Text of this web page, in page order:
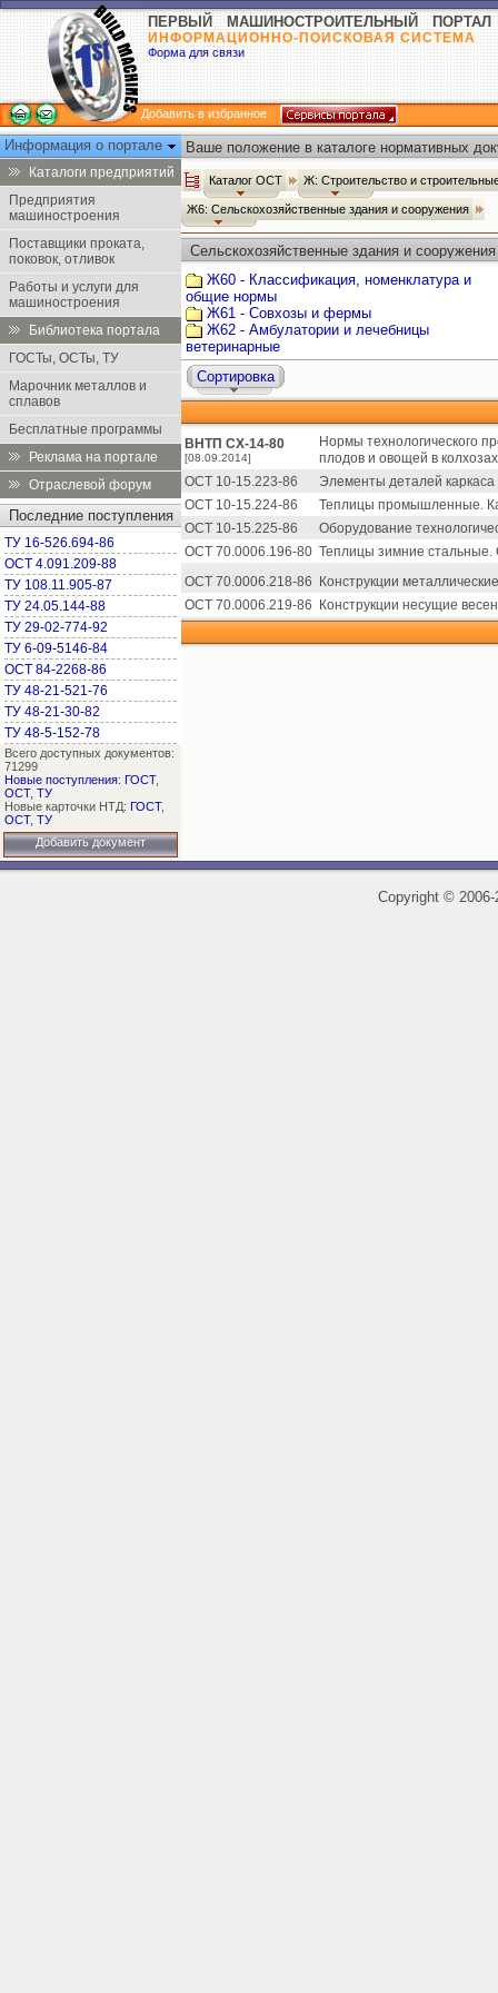
ПЕРВЫЙ МАШИНОСТРОИТЕЛЬНЫЙ ПОРТАЛ
ИНФОРМАЦИОННО-ПОИСКОВАЯ СИСТЕМА
Форма для связи
Добавить в избранное
Информация о портале
Каталоги предприятий
Предприятия
машиностроения
Поставщики проката,
поковок, отливок
Работы и услуги для
машиностроения
Библиотека портала
ГОСТы, ОСТы, ТУ
Марочник металлов и
сплавов
Бесплатные программы
Реклама на портале
Отраслевой форум
Последние поступления
ТУ 16-526.694-86
ОСТ 4.091.209-88
ТУ 108.11.905-87
ТУ 24.05.144-88
ТУ 29-02-774-92
ТУ 6-09-5146-84
ОСТ 84-2268-86
ТУ 48-21-521-76
ТУ 48-21-30-82
ТУ 48-5-152-78
Всего доступных документов:
71299
Новые поступления: ГОСТ,
ОСТ, ТУ
Новые карточки НТД: ГОСТ,
ОСТ, ТУ
Добавить документ
Ваше положение в каталоге нормативных
Каталог ОСТ Ж: Строительство и
Ж6: Сельскохозяйственные здания и сооружения
Сельскохозяйственные здания и
Ж60 - Классификация, номенклатура и
общие нормы
Ж61 - Совхозы и фермы
Ж62 - Амбулатории и лечебницы
ветеринарные
Сортировка
ВНТП СХ-14-80
[08.09.2014]
Нормы технологического
плодов и овощей в
ОСТ 10-15.223-86
Элементы деталей
ОСТ 10-15.224-86
Теплицы промышленные.
ОСТ 10-15.225-86
Оборудование
ОСТ 70.0006.196-80 Теплицы зимние стальные.
ОСТ 70.0006.218-86
Конструкции
ОСТ 70.0006.219-86
Конструкции несущие
Copyright ©